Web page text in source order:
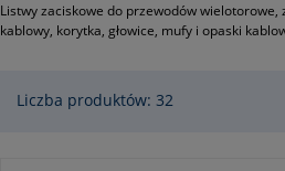
Listwy zaciskowe do przewodów
kablowy, korytka, głowice, mufy i opaski
Liczba produktów: 32